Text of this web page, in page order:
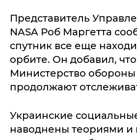
Представитель
NASA Роб Маргетта
спутник все еще
орбите. Он добавил,
Министерство
продолжают
Украинские
наводнены теориями